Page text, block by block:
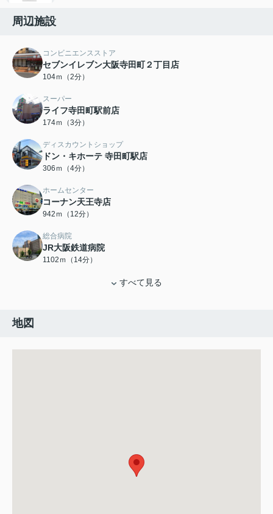
周辺施設
コンビニエンスストア
セブンイレブン大阪寺田町２丁目店
104ｍ（2分）
スーパー
ライフ寺田町駅前店
174ｍ（3分）
ディスカウントショップ
ドン・キホーテ 寺田町駅店
306ｍ（4分）
ホームセンター
コーナン天王寺店
942ｍ（12分）
総合病院
JR大阪鉄道病院
1102ｍ（14分）
すべて見る
地図